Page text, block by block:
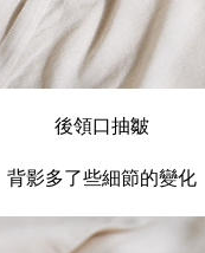
後領口抽皺
背影多了些細節的變化